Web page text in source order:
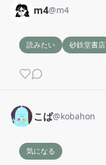
m4@m4
読みたい 砂鉄堂書店
こば@kobahon
気になる